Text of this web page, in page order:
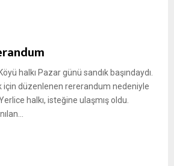
halkı Pazar günü sandık başındaydı.
için düzenlenen rererandum nedeniyle
halkı, isteğine ulaşmış oldu.